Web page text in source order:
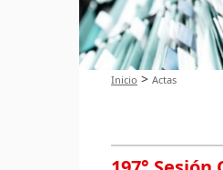
Inicio > Actas